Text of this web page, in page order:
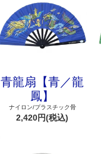
青龍扇【青／龍
鳳】
ナイロン/プラスチック骨
2,420円(税込)